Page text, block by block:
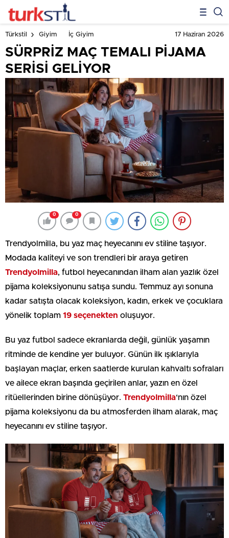
Türkstil Giyim İç Giyim 17 Haziran 2026
SÜRPRİZ MAÇ TEMALI PİJAMA
SERİSİ GELİYOR
0 0
Trendyolmilla, bu yaz maç heyecanını ev stiline taşıyor.
Modada kaliteyi ve son trendleri bir araya getiren
Trendyolmilla, futbol heyecanından ilham alan yazlık özel
pijama koleksiyonunu satışa sundu. Temmuz ayı sonuna
kadar satışta olacak koleksiyon, kadın, erkek ve çocuklara
yönelik toplam 19 seçenekten oluşuyor.
Bu yaz futbol sadece ekranlarda değil, günlük yaşamın
ritminde de kendine yer buluyor. Günün ilk ışıklarıyla
başlayan maçlar, erken saatlerde kurulan kahvaltı sofraları
ve ailece ekran başında geçirilen anlar, yazın en özel
ritüellerinden birine dönüşüyor. Trendyolmilla‘nın özel
pijama koleksiyonu da bu atmosferden ilham alarak, maç
heyecanını ev stiline taşıyor.